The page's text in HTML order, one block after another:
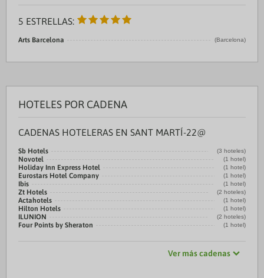
5 ESTRELLAS:
Arts Barcelona (Barcelona)
HOTELES POR CADENA
CADENAS HOTELERAS EN SANT MARTÍ-22@
Sb Hotels (3 hoteles)
Novotel (1 hotel)
Holiday Inn Express Hotel (1 hotel)
Eurostars Hotel Company (1 hotel)
Ibis (1 hotel)
Zt Hotels (2 hoteles)
Actahotels (1 hotel)
Hilton Hotels (1 hotel)
ILUNION (2 hoteles)
Four Points by Sheraton (1 hotel)
Ver más cadenas